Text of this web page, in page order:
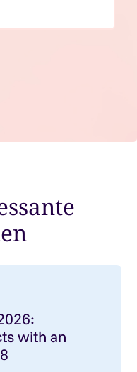
with an